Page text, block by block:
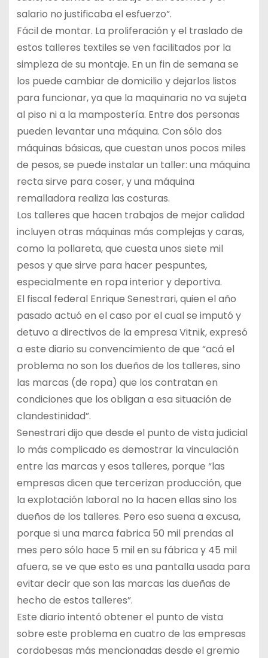
salario no justificaba el esfuerzo”.
Fácil de montar. La proliferación y el traslado de
estos talleres textiles se ven facilitados por la
simpleza de su montaje. En un fin de semana se
los puede cambiar de domicilio y dejarlos listos
para funcionar, ya que la maquinaria no va sujeta
al piso ni a la mampostería. Entre dos personas
pueden levantar una máquina. Con sólo dos
máquinas básicas, que cuestan unos pocos miles
de pesos, se puede instalar un taller: una máquina
recta sirve para coser, y una máquina
remalladora realiza las costuras.
Los talleres que hacen trabajos de mejor calidad
incluyen otras máquinas más complejas y caras,
como la pollareta, que cuesta unos siete mil
pesos y que sirve para hacer pespuntes,
especialmente en ropa interior y deportiva.
El fiscal federal Enrique Senestrari, quien el año
pasado actuó en el caso por el cual se imputó y
detuvo a directivos de la empresa Vitnik, expresó
a este diario su convencimiento de que “acá el
problema no son los dueños de los talleres, sino
las marcas (de ropa) que los contratan en
condiciones que los obligan a esa situación de
clandestinidad”.
Senestrari dijo que desde el punto de vista judicial
lo más complicado es demostrar la vinculación
entre las marcas y esos talleres, porque “las
empresas dicen que tercerizan producción, que
la explotación laboral no la hacen ellas sino los
dueños de los talleres. Pero eso suena a excusa,
porque si una marca fabrica 50 mil prendas al
mes pero sólo hace 5 mil en su fábrica y 45 mil
afuera, se ve que esto es una pantalla usada para
evitar decir que son las marcas las dueñas de
hecho de estos talleres”.
Este diario intentó obtener el punto de vista
sobre este problema en cuatro de las empresas
cordobesas más mencionadas desde el gremio